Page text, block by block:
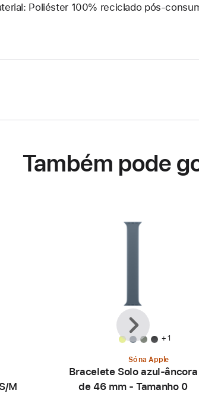
Poliéster 100% reciclado pós-
Também pode
M
+ 1
Só na Apple
Bracelete Solo azul‑âncora
de 46 mm - Tamanho 0
Anterior
Seguinte